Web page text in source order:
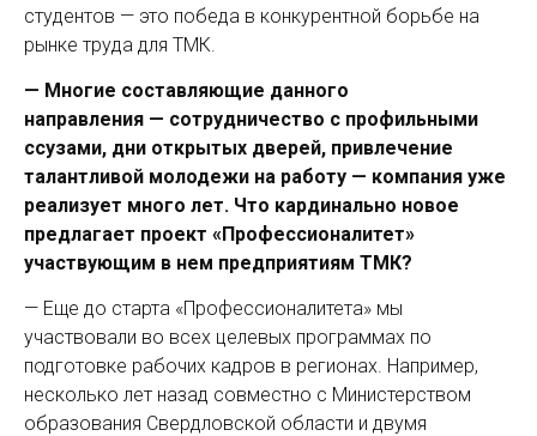
студентов — это победа в конкурентной борьбе на
рынке труда для ТМК.
— Многие составляющие данного
направления — сотрудничество с профильными
ссузами, дни открытых дверей, привлечение
талантливой молодежи на работу — компания уже
реализует много лет. Что кардинально новое
предлагает проект «Профессио­налитет»
участвующим в нем предприятиям ТМК?
— Еще до старта «Профессионалитета» мы
участвовали во всех целевых программах по
подготовке рабочих кадров в регионах. Например,
несколько лет назад совместно с Министерством
образования Свердловской области и двумя